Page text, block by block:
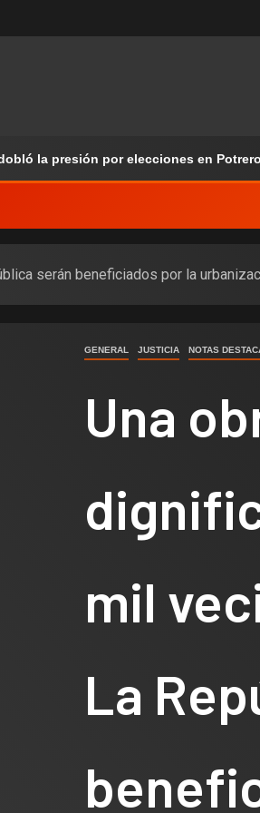
la presión por elecciones en
serán beneficiados por la
GENERAL JUSTICIA NOTAS
Una
mil
La